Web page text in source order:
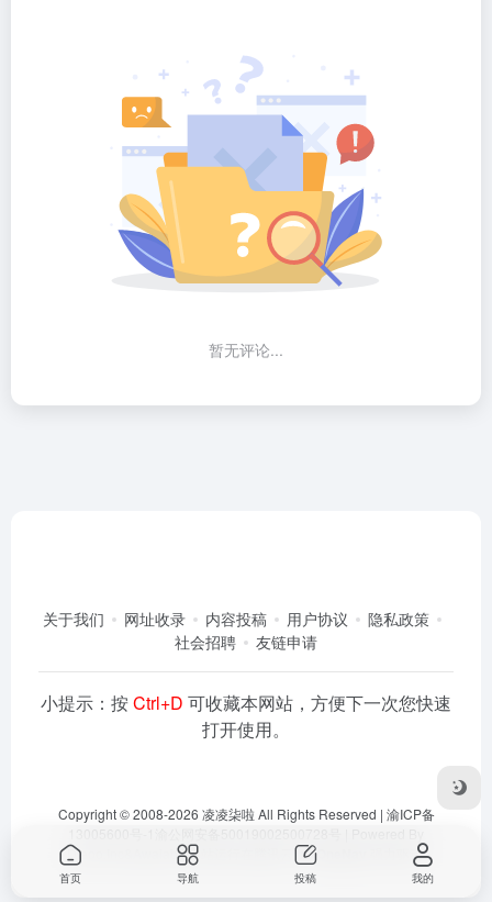
暂无评论...
关于我们 网址收录 内容投稿 用户协议
隐私政策
社会招聘
友链申请
小提示：按Ctrl+D 可收藏本网站，方便下一次您快速
打开使用。
Copyright © 2008-2026 凌凌柒啦 All Rights Reserved | 渝ICP备
Dlaoo.Inc
Awalab| 本站运行在 由OneNav 强力驱动
首页 导航 投稿 我的